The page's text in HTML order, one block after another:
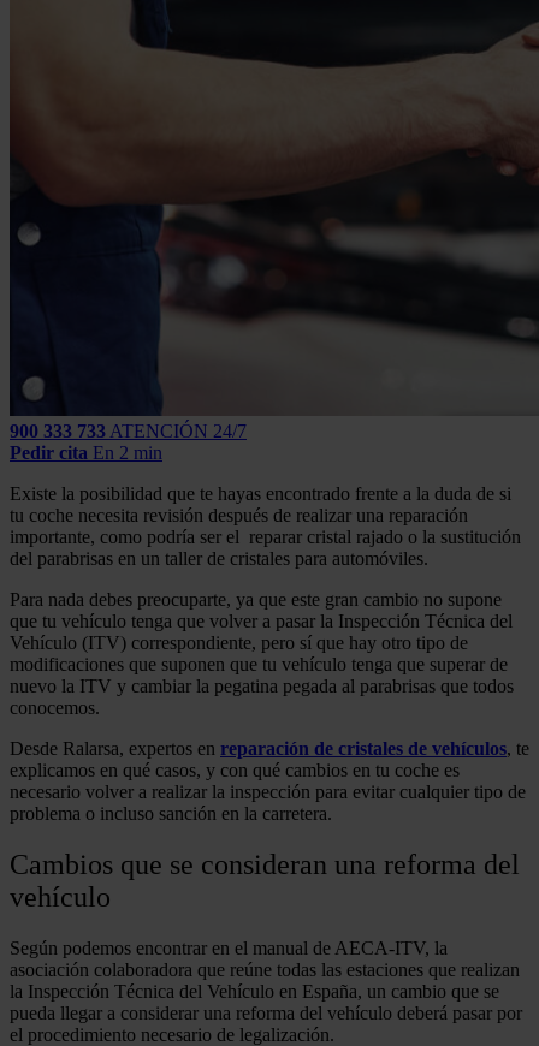
900 333 733 ATENCIÓN 24/7
Pedir cita En 2 min
Existe la posibilidad que te hayas encontrado frente a la duda de si
tu coche necesita revisión después de realizar una reparación
importante, como podría ser el reparar cristal rajado o la sustitución
del parabrisas en un taller de cristales para automóviles.
Para nada debes preocuparte, ya que este gran cambio no supone
que tu vehículo tenga que volver a pasar la Inspección Técnica del
Vehículo (ITV) correspondiente, pero sí que hay otro tipo de
modificaciones que suponen que tu vehículo tenga que superar de
nuevo la ITV y cambiar la pegatina pegada al parabrisas que todos
conocemos.
Desde Ralarsa, expertos en reparación de cristales de vehículos, te
explicamos en qué casos, y con qué cambios en tu coche es
necesario volver a realizar la inspección para evitar cualquier tipo de
problema o incluso sanción en la carretera.
Cambios que se consideran una reforma del
vehículo
Según podemos encontrar en el manual de AECA-ITV, la
asociación colaboradora que reúne todas las estaciones que realizan
la Inspección Técnica del Vehículo en España, un cambio que se
pueda llegar a considerar una reforma del vehículo deberá pasar por
el procedimiento necesario de legalización.